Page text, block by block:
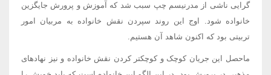
گرایی ناشی از مدرنیسم چپ سبب شد که آموزش و پرورش جایگزین
خانواده شود. اوج این روند سپردن نقش خانواده به مربیان امور
تربیتی بود که اکنون شاهد آن هستیم.
ماحصل این جریان کوچک و کوچکتر کردن نقش خانواده و نیز نهادهای